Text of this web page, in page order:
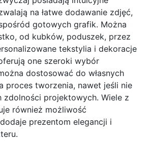
na łatwe dodawanie zdjęć,
gotowych grafik. Można
od kubków, poduszek, przez
tekstylia i dekoracje
one szeroki wybór
dostosować do własnych
proces tworzenia, nawet jeśli nie
zdolności projektowych. Wiele z
również możliwość
prezentom elegancji i